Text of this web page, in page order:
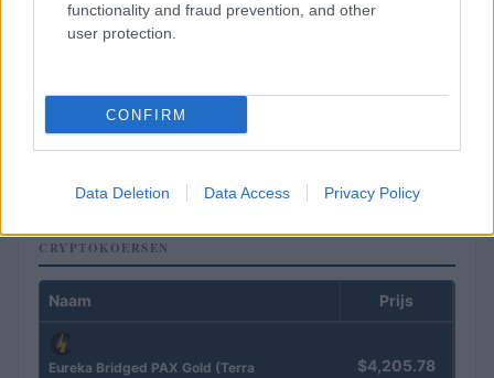
functionality and fraud prevention, and other
user protection.
CONFIRM
Data Deletion Data Access Privacy Policy
Braziliaanse Centrale Bank stelt 24-uurs wachttijd in voor
grote cryptotransacties
CRYPTOKOERSEN
Naam Prijs
Eureka Bridged PAX Gold (Terra $4,205.78